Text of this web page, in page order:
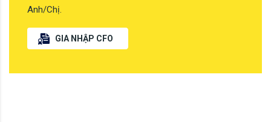
Anh/Chị.
GIA NHẬP CFO